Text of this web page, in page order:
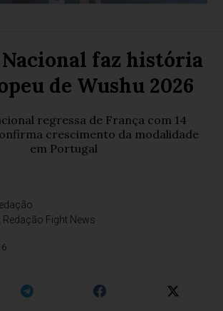
Nacional faz história
de Wushu 2026
regressa de França com 14
crescimento da modalidade
em Portugal
Redação Fight News